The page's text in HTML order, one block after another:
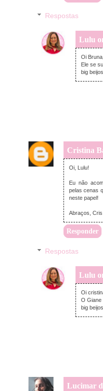
Respostas
Lulu
Oi Bruna,
Ele se
big beijos
Cristina
Oi, Lulu!
Eu não
pelas cenas
neste papel!
Abraços, Cris
Responder
Respostas
Lulu
Oi
O Giane
big beijos
Lucimar